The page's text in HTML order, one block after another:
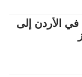
في الأردن إلى